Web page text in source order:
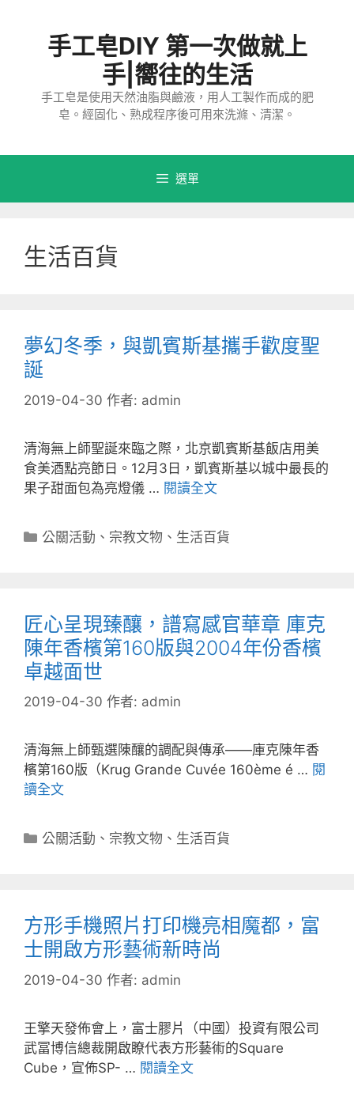
手工皂DIY 第一次做就上
手|嚮往的生活
手工皂是使用天然油脂與鹼液，用人工製作而成的肥
皂。經固化、熟成程序後可用來洗滌、清潔。
選單
生活百貨
夢幻冬季，與凱賓斯基攜手歡度聖
誕
2019-04-30 作者: admin
清海無上師聖誕來臨之際，北京凱賓斯基飯店用美
食美酒點亮節日。12月3日，凱賓斯基以城中最長的
果子甜面包為亮燈儀 … 閱讀全文
分
公關活動 、 宗教文物 、 生活百貨
匠心呈現臻釀，譜寫感官華章 庫克
陳年香檳第160版與2004年份香檳
卓越面世
2019-04-30 作者: admin
清海無上師甄選陳釀的調配與傳承——庫克陳年香
檳第160版（Krug Grande Cuvée 160ème é … 閱
讀全文
分
公關活動 、 宗教文物 、 生活百貨
方形手機照片打印機亮相魔都，富
士開啟方形藝術新時尚
2019-04-30 作者: admin
王擎天發佈會上，富士膠片（中國）投資有限公司
武冨博信總裁開啟瞭代表方形藝術的Square
Cube，宣佈SP- … 閱讀全文